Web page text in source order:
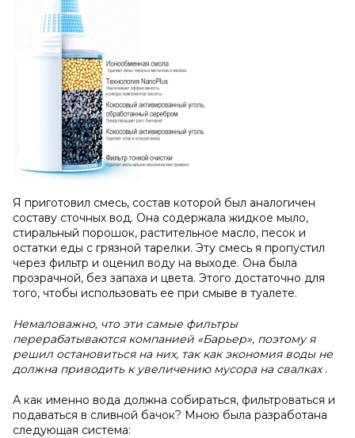
Я приготовил смесь, состав которой был аналогичен
составу сточных вод. Она содержала жидкое мыло,
стиральный порошок, растительное масло, песок и
остатки еды с грязной тарелки. Эту смесь я пропустил
через фильтр и оценил воду на выходе. Она была
прозрачной, без запаха и цвета. Этого достаточно для
того, чтобы использовать ее при смыве в туалете.
Немаловажно, что эти самые фильтры
перерабатываются компанией «Барьер», поэтому я
решил остановиться на них, так как экономия воды не
должна приводить к увеличению мусора на свалках.
А как именно вода должна собираться, фильтроваться и
подаваться в сливной бачок? Мною была разработана
следующая система: